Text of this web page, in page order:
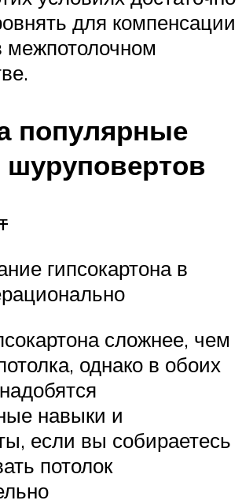
для компенсации
межпотолочном
популярные
гипсокартона в
сложнее, чем
однако в обоих
навыки и
если вы собираетесь
потолок